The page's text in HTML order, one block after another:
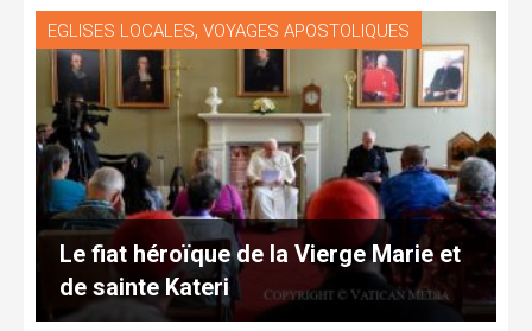
EGLISES LOCALES, VOYAGES APOSTOLIQUES
Le fiat héroïque de la Vierge Marie et
de sainte Kateri